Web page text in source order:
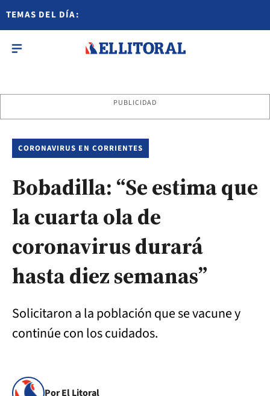
TEMAS DEL DÍA:
PUBLICIDAD
CORONAVIRUS EN CORRIENTES
Bobadilla: “Se estima que
la cuarta ola de
coronavirus durará
hasta diez semanas”
Solicitaron a la población que se vacune y
continúe con los cuidados.
Por El Litoral